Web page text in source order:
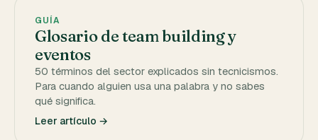
GUÍA
Glosario de team building y
eventos
50 términos del sector explicados sin tecnicismos.
Para cuando alguien usa una palabra y no sabes
qué significa.
Leer artículo →